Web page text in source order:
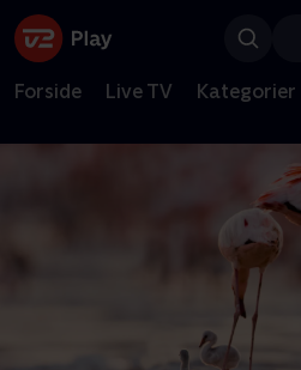
Forside Live TV Kategorier